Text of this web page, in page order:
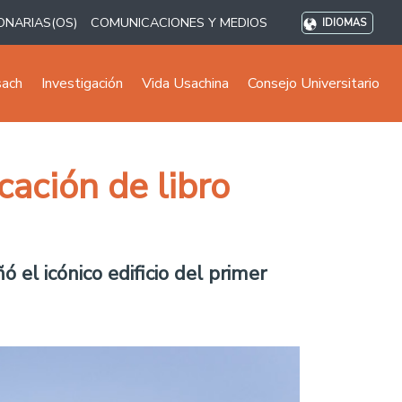
COMUNICACIONES Y MEDIOS IDIOMAS
Investigación Vida Usachina Consejo Universitario
de libro
el icónico edificio del primer